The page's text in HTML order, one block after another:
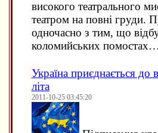
високого театрального
театром на повні груди.
одночасно з тим, що
коломийських
Україна приєднається до
літа
2011-10-25 03:45:20